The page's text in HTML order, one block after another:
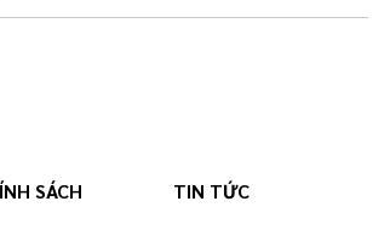
SÁCH TIN TỨC